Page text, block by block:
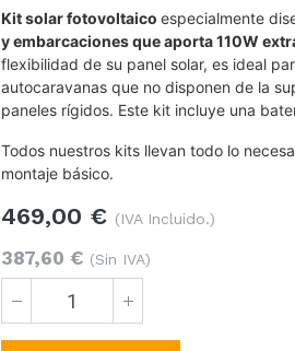
Kit solar fotovoltaico especialmente
y embarcaciones que aporta 110W
flexibilidad de su panel solar, es ideal
autocaravanas que no disponen de la
paneles rígidos. Este kit incluye una
Todos nuestros kits llevan todo lo
montaje básico.
469,00 € (IVA Incluido.)
387,60 € (Sin IVA)